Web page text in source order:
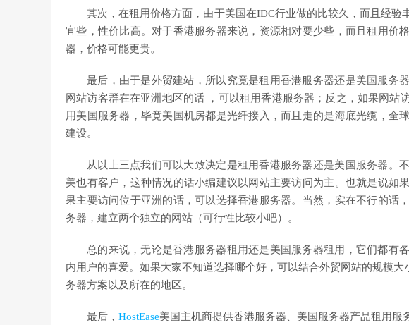
其次，在租用价格方面，由于美国在IDC行业做的比较久，而且经验
宜些，性价比高。对于香港服务器来说，资源相对要少些，而且租用价
器，价格可能更贵。
最后，由于是外贸建站，所以究竟是租用香港服务器还是美国服务
网站访客群在在亚洲地区的话 ，可以租用香港服务器；反之，如果网站
用美国服务器，毕竟美国机房都是光纤接入，而且走的是海底光缆，全
建设。
从以上三点我们可以大致决定是租用香港服务器还是美国服务器。
美也有客户，这种情况的话小编建议以网站主要访问为主。也就是说如
果主要访问位于亚洲的话，可以选择香港服务器。当然，实在不行的话
务器，建立两个独立的网站（可行性比较小吧）。
总的来说，无论是香港服务器租用还是美国服务器租用，它们都有
内用户的喜爱。如果大家不知道选择哪个好，可以结合外贸网站的规模
务器方案以及所在的地区。
最后， HostEase美国主机商提供香港服务器、美国服务器产品租用